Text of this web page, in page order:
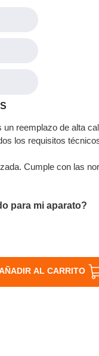
un reemplazo de alta
los requisitos
Cumple con las
para mi aparato?
AL CARRITO